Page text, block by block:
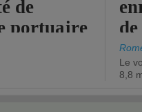
de
portuaire
Le
8,8